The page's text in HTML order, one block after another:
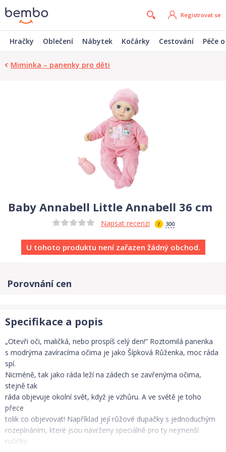
Registrovat se
Hračky Oblečení Nábytek Kočárky Cestování Péče
Miminka – panenky pro děti
Baby Annabell Little Annabell 36 cm
Napsat recenzi 300
U tohoto produktu není zařazen žádný obchod.
Porovnání cen
Specifikace a popis
„Otevři oči, maličká, nebo prospíš celý den!“ Roztomilá panenka
s modrýma zavíracíma očima je jako Šípková Růženka, moc ráda
spí.
Nicméně, tak jako ráda leží na zádech se zavřenýma očima,
stejně tak
ráda objevuje okolní svět, když je vzhůru. A ve světě je toho
přece
tolik co objevovat! Například její růžové dupačky s jednoduchým
rozepínáním, které jsou navrženy speciálně pro ty nejmenší
ručičky.